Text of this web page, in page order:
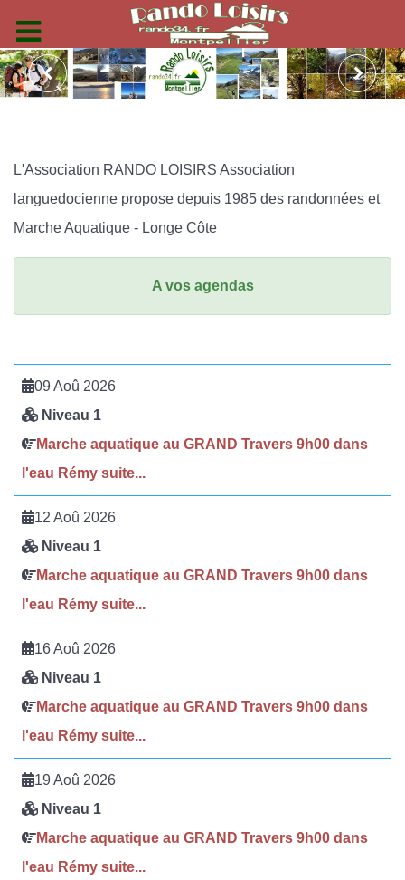
L'Association RANDO LOISIRS Association
languedocienne propose depuis 1985 des randonnées et
Marche Aquatique - Longe Côte
A vos agendas
09 Aoû 2026
Niveau 1
Marche aquatique au GRAND Travers 9h00 dans
l'eau Rémy suite...
12 Aoû 2026
Niveau 1
Marche aquatique au GRAND Travers 9h00 dans
l'eau Rémy suite...
16 Aoû 2026
Niveau 1
Marche aquatique au GRAND Travers 9h00 dans
l'eau Rémy suite...
19 Aoû 2026
Niveau 1
Marche aquatique au GRAND Travers 9h00 dans
l'eau Rémy suite...